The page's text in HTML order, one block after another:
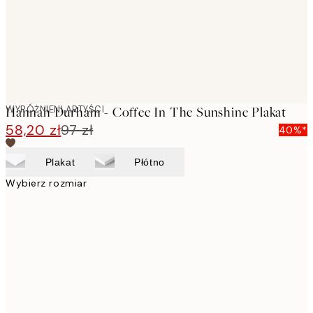
WYRÓŻNIENI ARTYŚCI
Hannah Durham - Coffee In The Sunshine Plakat
58,20 zł97 zł 40%*
Plakat Płótno
Wybierz rozmiar